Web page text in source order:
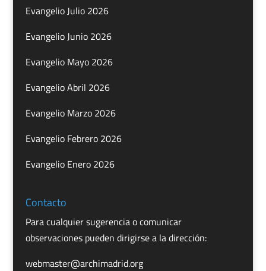
Evangelio Julio 2026
Evangelio Junio 2026
Evangelio Mayo 2026
Evangelio Abril 2026
Evangelio Marzo 2026
Evangelio Febrero 2026
Evangelio Enero 2026
Contacto
Para cualquier sugerencia o comunicar
observaciones pueden dirigirse a la dirección:
webmaster@archimadrid.org